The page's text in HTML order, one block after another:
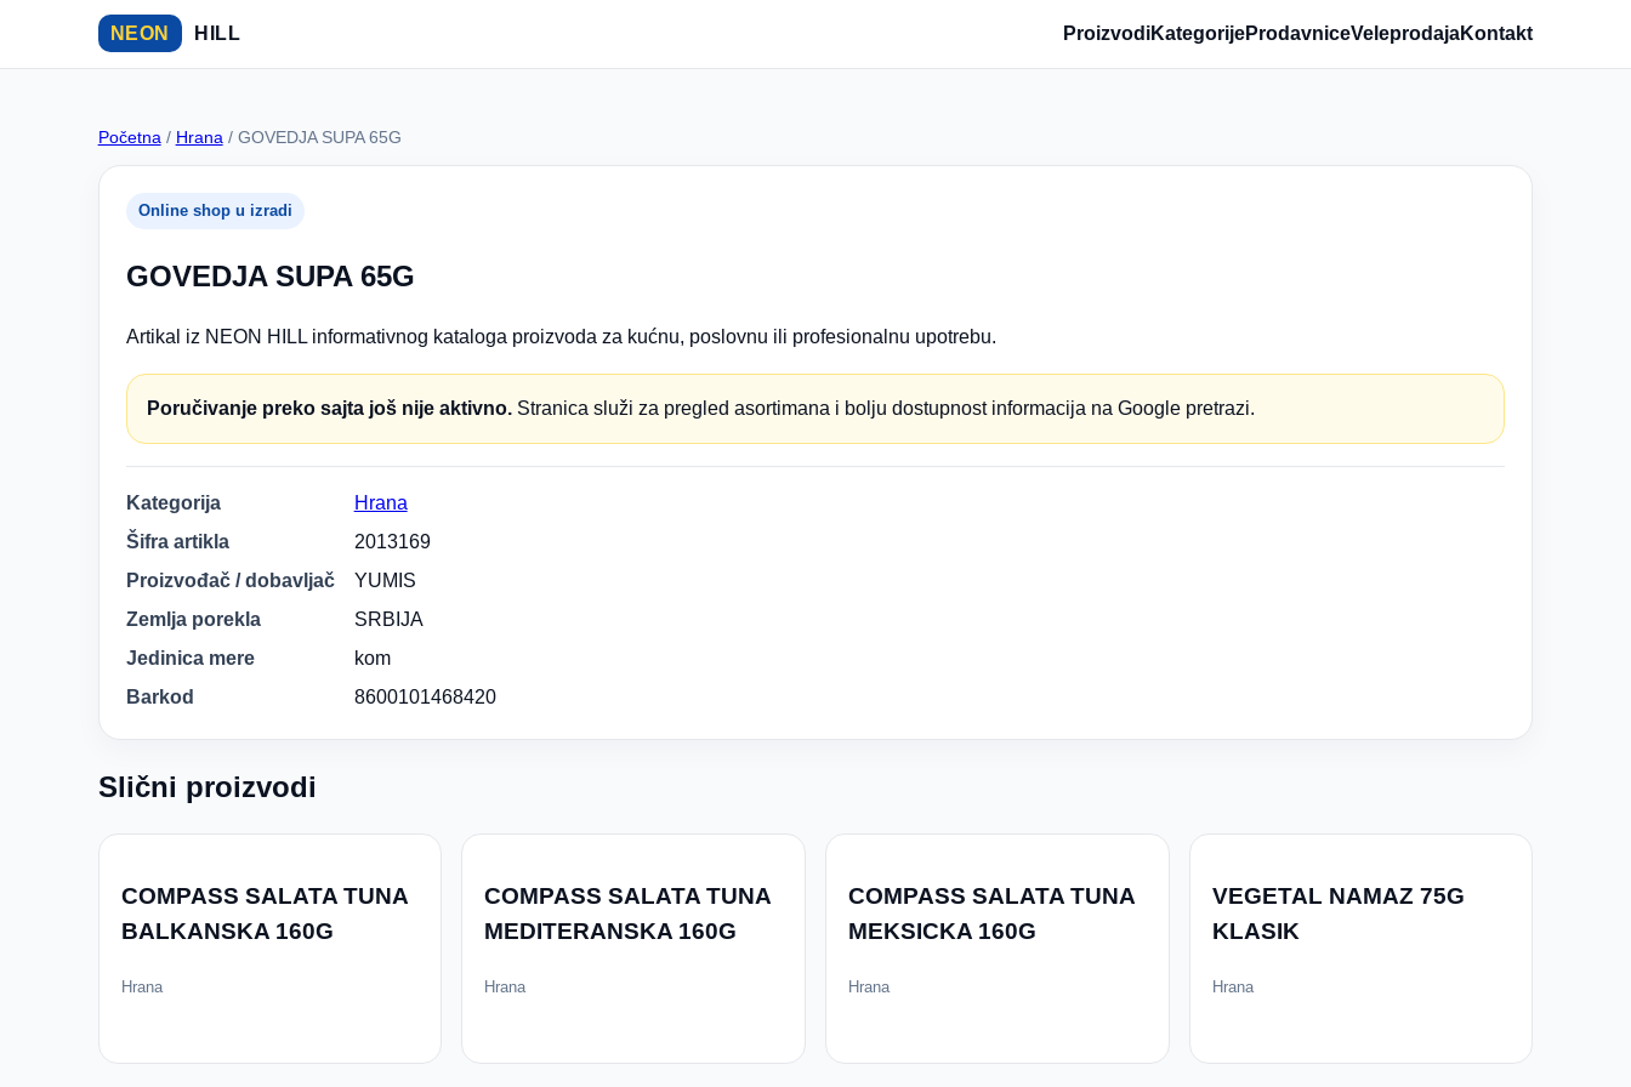
NEON HILL ProizvodiKategorijeProdavniceVeleprodajaKontakt
Početna / Hrana / GOVEDJA SUPA 65G
Online shop u izradi
GOVEDJA SUPA 65G
Artikal iz NEON HILL informativnog kataloga proizvoda za kućnu, poslovnu ili profesionalnu upotrebu.
Poručivanje preko sajta još nije aktivno.Stranica služi za pregled asortimana i bolju dostupnost informacija na Google pretrazi.
Kategorija
Hrana
Šifra artikla
2013169
Proizvođač / dobavljač
YUMIS
Zemlja porekla
SRBIJA
Jedinica mere
kom
Barkod
8600101468420
Slični proizvodi
COMPASS SALATA TUNA
BALKANSKA 160G
Hrana
COMPASS SALATA TUNA
MEDITERANSKA 160G
Hrana
COMPASS SALATA TUNA
MEKSICKA 160G
Hrana
VEGETAL NAMAZ 75G
KLASIK
Hrana